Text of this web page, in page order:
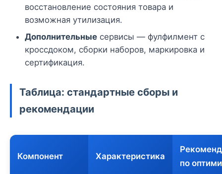
восстановление состояния товара и
возможная утилизация.
Дополнительные сервисы — фулфилмент с
кроссдоком, сборки наборов, маркировка и
сертификация.
Таблица: стандартные сборы и
рекомендации
Компонент Характеристика
по